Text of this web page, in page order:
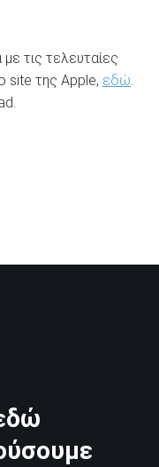
τις τελευταίες
site της Apple, εδώ.